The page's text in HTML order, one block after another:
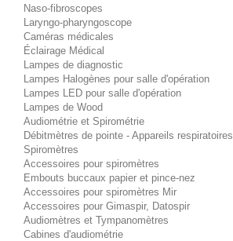
Naso-fibroscopes
Laryngo-pharyngoscope
Caméras médicales
Éclairage Médical
Lampes de diagnostic
Lampes Halogènes pour salle d'opération
Lampes LED pour salle d'opération
Lampes de Wood
Audiométrie et Spirométrie
Débitmètres de pointe - Appareils respiratoires
Spiromètres
Accessoires pour spiromètres
Embouts buccaux papier et pince-nez
Accessoires pour spiromètres Mir
Accessoires pour Gimaspir, Datospir
Audiomètres et Tympanomètres
Cabines d'audiométrie